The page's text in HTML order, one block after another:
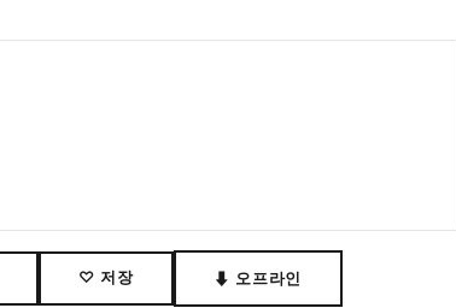
♡ 저장 ⬇ 오프라인